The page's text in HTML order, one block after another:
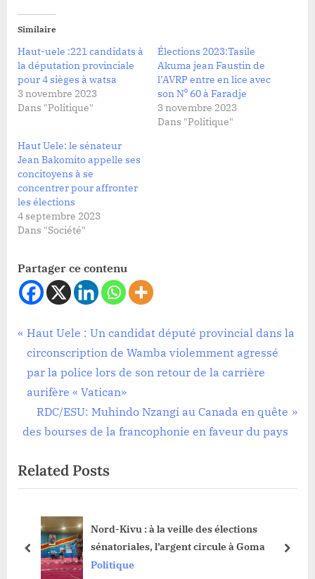
Similaire
Haut-uele :221 candidats à
la députation provinciale
pour 4 sièges à watsa
3 novembre 2023
Dans "Politique"
Élections 2023:Tasile
Akuma jean Faustin de
l’AVRP entre en lice avec
son N⁰ 60 à Faradje
3 novembre 2023
Dans "Politique"
Haut Uele: le sénateur
Jean Bakomito appelle ses
concitoyens à se
concentrer pour affronter
les élections
4 septembre 2023
Dans "Société"
Partager ce contenu
Politique
Tags:
RDC
Navigation
de
l’article
P
r
e
v
o
s
P
t
Haut Uele : Un candidat député provincial dans la
circonscription de Wamba violemment agressé
par la police lors de son retour de la carrière
aurifère « Vatican»
N
e
t
P
s
RDC/ESU: Muhindo Nzangi au Canada en quête
des bourses de la francophonie en faveur du pays
Related Posts
Nord-Kivu : à la veille des élections
sénatoriales, l’argent circule à Goma
Politique
prev next